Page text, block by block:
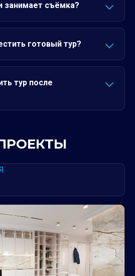
занимает съёмка?
готовый тур?
тур после